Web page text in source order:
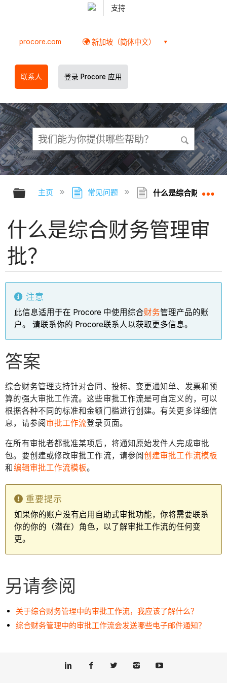
支持
procore.com 新加坡（简体中文）
联系人 登录 Procore 应用
扩展/隐缩全局层次
主页 常见问题 什么是综合财务管理
什么是综合财务管理审
批？
注意
此信息适用于在 Procore 中使用综合财务管理产品的账
户。 请联系你的 Procore联系人以获取更多信息。
答案
综合财务管理支持针对合同、投标、变更通知单、发票和预
算的强大审批工作流。这些审批工作流是可自定义的，可以
根据各种不同的标准和金额门槛进行创建。有关更多详细信
息，请参阅 审批工作流登录页面。
在所有审批者都批准某项后，将通知原始发件人完成审批
包。要创建或修改审批工作流，请参阅创建审批工作流模板
和编辑审批工作流模板。
重要提示
如果你的账户没有启用自助式审批功能，你将需要联系
你的你的（潜在）角色，以了解审批工作流的任何变
更。
另请参阅
关于综合财务管理中的审批工作流，我应该了解什么？
综合财务管理中的审批工作流会发送哪些电子邮件通知？